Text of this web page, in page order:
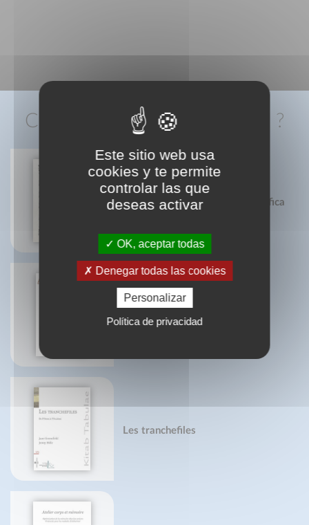
CONNAISSEZ-VOUS AUSSI ?
Historia de la escritura tipográfica
Carne de vaca: me gusta...
Olivier Gaudant
Aude Mairey
Les tranchefiles
Este sitio web usa
cookies y te permite
controlar las que
deseas activar
OK, aceptar todas
Denegar todas las cookies
Personalizar
Política de privacidad